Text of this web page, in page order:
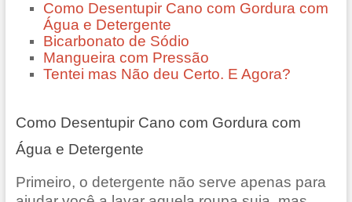
Como Desentupir Cano com Gordura com
Água e Detergente
Bicarbonato de Sódio
Mangueira com Pressão
Tentei mas Não deu Certo. E Agora?
Como Desentupir Cano com Gordura com
Água e Detergente
Primeiro, o detergente não serve apenas para